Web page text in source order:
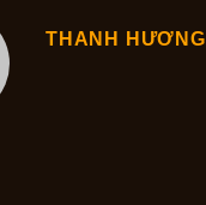
THANH HƯƠNG